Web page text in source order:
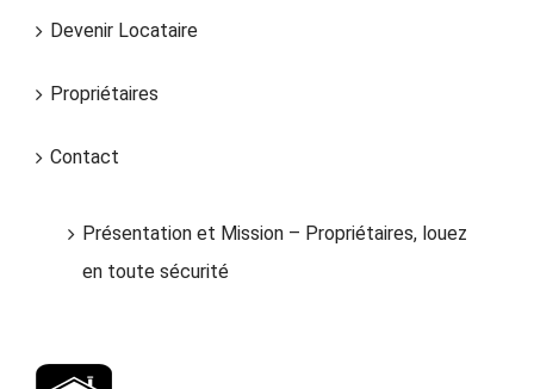
Devenir Locataire
Propriétaires
Contact
Présentation et Mission – Propriétaires, louez
en toute sécurité